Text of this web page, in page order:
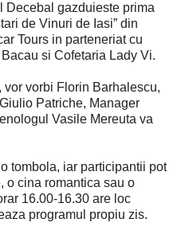
Decebal gazduieste prima
de Vinuri de Iasi” din
Tours in parteneriat cu
si Cofetaria Lady Vi.
vor vorbi Florin Barhalescu,
Patriche, Manager
Vasile Mereuta va
tombola, iar participantii pot
o cina romantica sau o
16.00-16.30 are loc
programul propiu zis.